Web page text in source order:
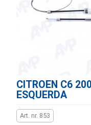
CITROEN C6
ESQUERDA
Art. nr. 853